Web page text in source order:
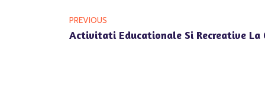
PREVIOUS